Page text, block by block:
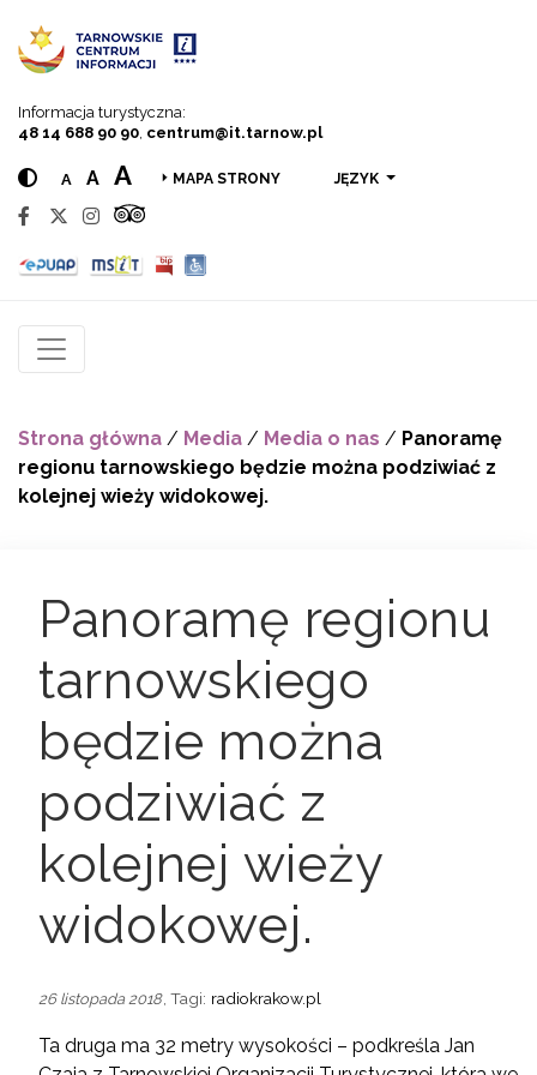
Informacja turystyczna:
48 14 688 90 90 centrum@it.tarnow.pl
A A A MAPA STRONY JĘZYK
Strona główna / Media / Media o nas / Panoramę
regionu tarnowskiego będzie można podziwiać z
kolejnej wieży widokowej.
Panoramę regionu
tarnowskiego
będzie można
podziwiać z
kolejnej wieży
widokowej.
26 listopada 2018 , Tagi: radiokrakow.pl
Ta druga ma 32 metry wysokości – podkreśla Jan